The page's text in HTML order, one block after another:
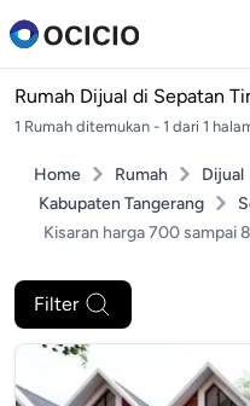
Rumah Dijual di Sepatan
1 Rumah ditemukan - 1 dari 1
Home Rumah Dijual
Kabupaten Tangerang
Kisaran harga 700 sampai
Filter